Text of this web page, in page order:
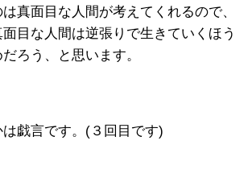
真面目な人間が考えてくれるので、
目な人間は逆張りで生きていくほう
ろう、と思います。
戯言です。(３回目です)